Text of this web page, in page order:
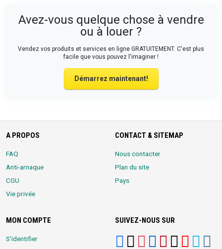
Avez-vous quelque chose à vendre
ou à louer ?
Vendez vos produits et services en ligne GRATUITEMENT. C'est plus
facile que vous pouvez l'imaginer !
Démarrez maintenant!
A PROPOS
FAQ
Anti-arnaque
CGU
Vie privée
CONTACT & SITEMAP
Nous contacter
Plan du site
Pays
MON COMPTE
S'identifier
SUIVEZ-NOUS SUR